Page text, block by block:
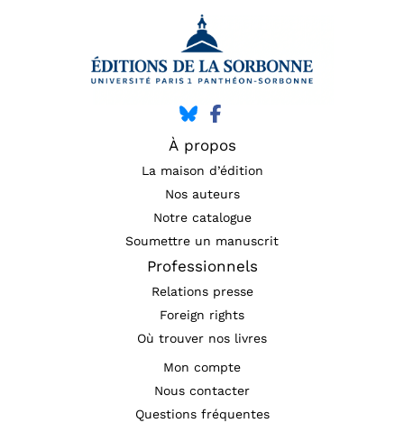
À propos
La maison d’édition
Nos auteurs
Notre catalogue
Soumettre un manuscrit
Professionnels
Relations presse
Foreign rights
Où trouver nos livres
Mon compte
Nous contacter
Questions fréquentes